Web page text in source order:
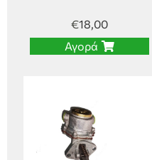
€18,00
Αγορά